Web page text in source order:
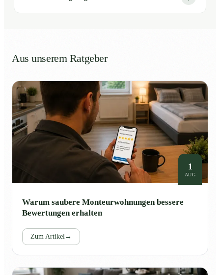
Aus unserem Ratgeber
1
AUG
Warum saubere Monteurwohnungen bessere
Bewertungen erhalten
Zum Artikel→